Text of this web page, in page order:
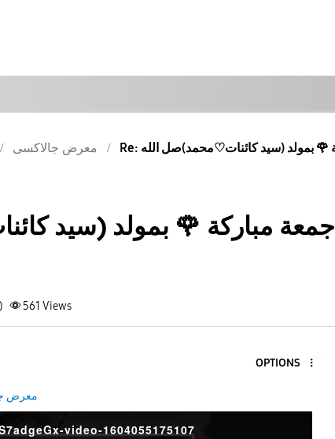
معرض جالاكسى
جمعة مباركة 🌹 بمولد (سيد
561 Views
OPTIONS
معرض
video-1604055175107